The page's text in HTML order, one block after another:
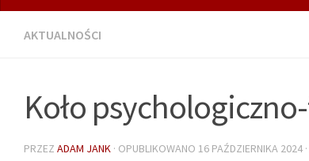
AKTUALNOŚCI
Koło
PRZEZ ADAM JANK · OPUBLIKOWANO 16 PAŹDZIERNIKA 2024